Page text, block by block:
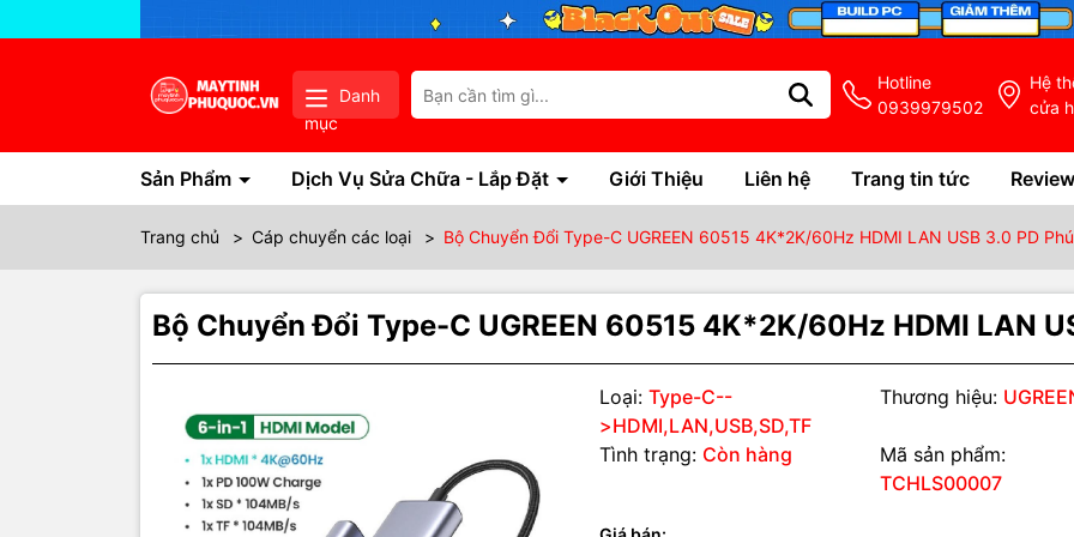
Danh
mục
Hotline
0939979502
Hệ
cửa
Sản Phẩm Dịch Vụ Sửa Chữa - Lắp Đặt Giới Thiệu Liên hệ Trang tin tức Review
Trang chủ > Cáp chuyển các loại > Bộ Chuyển Đổi Type-C UGREEN 60515 4K*2K/60Hz HDMI LAN USB 3.0 PD
Bộ Chuyển Đổi Type-C UGREEN 60515 4K*2K/60Hz HDMI LAN
Loại: Type-C--
>HDMI,LAN,USB,SD,TF
Thương hiệu:
Tình trạng: Còn hàng
Mã sản phẩm:
TCHLS00007